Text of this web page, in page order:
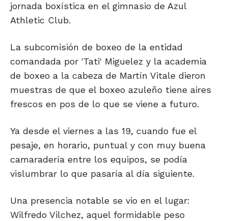
jornada boxística en el gimnasio de Azul
Athletic Club.
La subcomisión de boxeo de la entidad
comandada por 'Tati' Miguelez y la academia
de boxeo a la cabeza de Martín Vitale dieron
muestras de que el boxeo azuleño tiene aires
frescos en pos de lo que se viene a futuro.
Ya desde el viernes a las 19, cuando fue el
pesaje, en horario, puntual y con muy buena
camaradería entre los equipos, se podía
vislumbrar lo que pasaría al día siguiente.
Una presencia notable se vio en el lugar:
Wilfredo Vilchez, aquel formidable peso